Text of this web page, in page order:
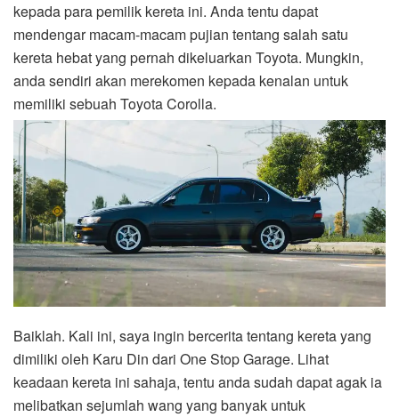
kepada para pemilik kereta ini. Anda tentu dapat
mendengar macam-macam pujian tentang salah satu
kereta hebat yang pernah dikeluarkan Toyota. Mungkin,
anda sendiri akan merekomen kepada kenalan untuk
memiliki sebuah Toyota Corolla.
Baiklah. Kali ini, saya ingin bercerita tentang kereta yang
dimiliki oleh Karu Din dari One Stop Garage. Lihat
keadaan kereta ini sahaja, tentu anda sudah dapat agak ia
melibatkan sejumlah wang yang banyak untuk